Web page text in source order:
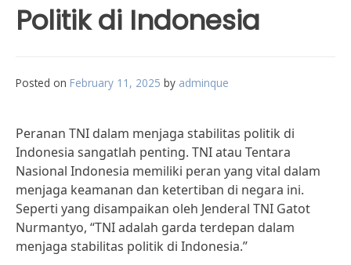
Politik di Indonesia
Posted on February 11, 2025 by adminque
Peranan TNI dalam menjaga stabilitas politik di
Indonesia sangatlah penting. TNI atau Tentara
Nasional Indonesia memiliki peran yang vital dalam
menjaga keamanan dan ketertiban di negara ini.
Seperti yang disampaikan oleh Jenderal TNI Gatot
Nurmantyo, “TNI adalah garda terdepan dalam
menjaga stabilitas politik di Indonesia.”